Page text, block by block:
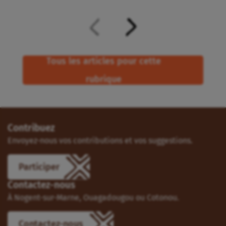
Tous les articles pour cette
rubrique
Contribuez
Envoyez-nous vos contributions et vos suggestions.
Participer
Contactez-nous
À Nogent-sur-Marne, Ouagadougou ou Cotonou.